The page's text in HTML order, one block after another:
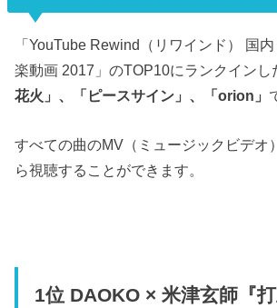
「YouTube Rewind（リワインド） 国
楽動画 2017」のTOP10にランクインし
花火」、「ピースサイン」、「orion」
すべての曲のMV（ミュージックビデオ
ら視聴することができます。
1位 DAOKO × 米津玄師『打